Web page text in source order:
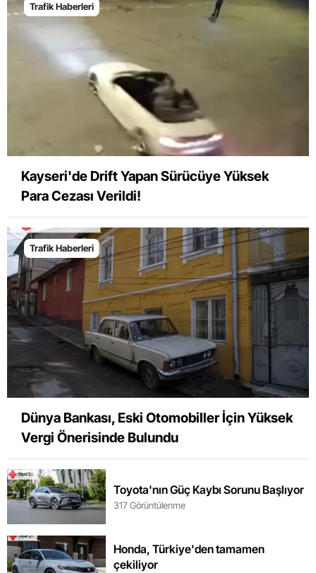
Trafik Haberleri
Kayseri'de Drift Yapan Sürücüye Yüksek
Para Cezası Verildi!
Trafik Haberleri
Dünya Bankası, Eski Otomobiller İçin Yüksek
Vergi Önerisinde Bulundu
Toyota'nın Güç Kaybı Sorunu Başlıyor
317 Görüntülenme
Honda, Türkiye'den tamamen
çekiliyor